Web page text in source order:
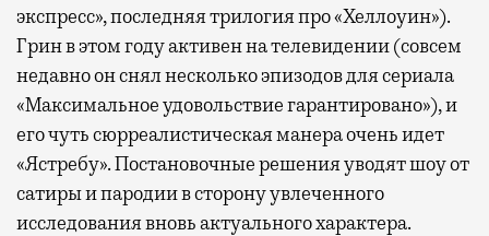
экспресс», последняя трилогия про «Хеллоуин»).
Грин в этом году активен на телевидении (совсем
недавно он снял несколько эпизодов для сериала
«Максимальное удовольствие гарантировано»), и
его чуть сюрреалистическая манера очень идет
«Ястребу». Постановочные решения уводят шоу от
сатиры и пародии в сторону увлеченного
исследования вновь актуального характера.